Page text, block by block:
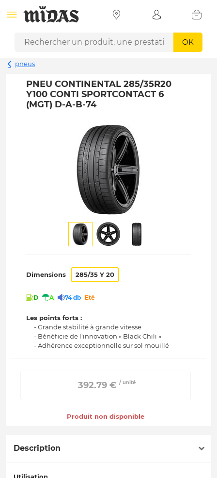
OK
pneus
PNEU CONTINENTAL 285/35R20
Y100 CONTI SPORTCONTACT 6
(MGT) D-A-B-74
Dimensions 285/35 Y 20
D A 74 db Eté
Les points forts :
- Grande stabilité à grande vitesse
- Bénéficie de l'innovation « Black Chili »
- Adhérence exceptionnelle sur sol mouillé
392.79 € / unité
Produit non disponible
Description